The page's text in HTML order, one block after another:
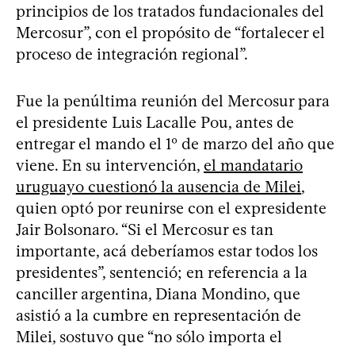
principios de los tratados fundacionales del
Mercosur”, con el propósito de “fortalecer el
proceso de integración regional”.
Fue la penúltima reunión del Mercosur para
el presidente Luis Lacalle Pou, antes de
entregar el mando el 1º de marzo del año que
viene. En su intervención, el mandatario
uruguayo cuestionó la ausencia de Milei,
quien optó por reunirse con el expresidente
Jair Bolsonaro. “Si el Mercosur es tan
importante, acá deberíamos estar todos los
presidentes”, sentenció; en referencia a la
canciller argentina, Diana Mondino, que
asistió a la cumbre en representación de
Milei, sostuvo que “no sólo importa el